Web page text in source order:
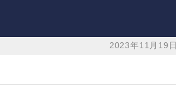
2023年11月19日